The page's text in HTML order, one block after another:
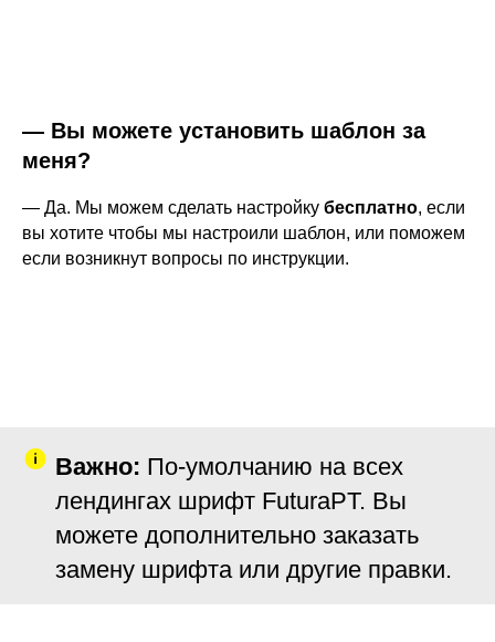
— Вы можете установить шаблон за
меня?
— Да. Мы можем сделать настройку бесплатно, если
вы хотите чтобы мы настроили шаблон, или поможем
если возникнут вопросы по инструкции.
Важно: По-умолчанию на всех
лендингах шрифт FuturaPT. Вы
можете дополнительно заказать
замену шрифта или другие правки.